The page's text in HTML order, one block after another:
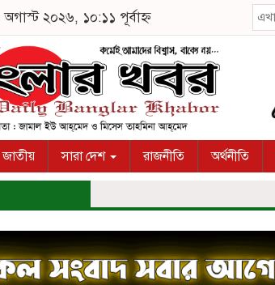
২০২৬, ১০:১১ পূর্বাহ্ন
জাতীয় সারা দেশ রাজনীতি অর্থনীতি